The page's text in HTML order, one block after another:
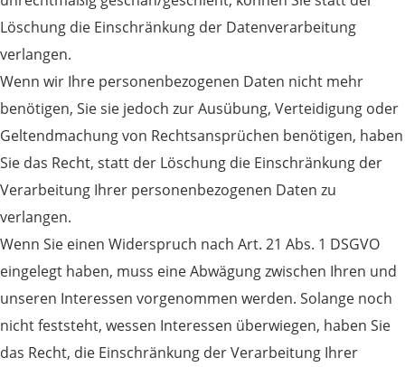
Löschung die Einschränkung der Datenverarbeitung
verlangen.
Wenn wir Ihre personenbezogenen Daten nicht mehr
benötigen, Sie sie jedoch zur Ausübung, Verteidigung oder
Geltendmachung von Rechtsansprüchen benötigen, haben
Sie das Recht, statt der Löschung die Einschränkung der
Verarbeitung Ihrer personenbezogenen Daten zu
verlangen.
Wenn Sie einen Widerspruch nach Art. 21 Abs. 1 DSGVO
eingelegt haben, muss eine Abwägung zwischen Ihren und
unseren Interessen vorgenommen werden. Solange noch
nicht feststeht, wessen Interessen überwiegen, haben Sie
das Recht, die Einschränkung der Verarbeitung Ihrer